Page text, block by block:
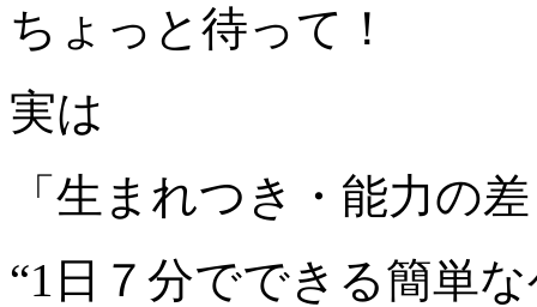
ちょっと待って！
実は
「生まれつき・能力の
“1日７分でできる簡単